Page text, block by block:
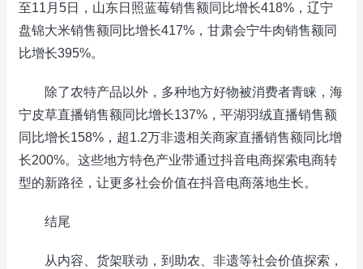
至11月5日，山东日照蓝莓销售额同比增长418%，辽宁
盘锦大米销售额同比增长417%，甘肃会宁牛肉销售额同
比增长395%。
除了农特产品以外，多种地方好物被消费者青睐，海
宁皮草直播销售额同比增长137%，平湖羽绒直播销售额
同比增长158%，超1.2万非遗相关商家直播销售额同比增
长200%。这些地方特色产业带通过抖音电商探索电商转
型的新路径，让更多社会价值在抖音电商落地生长。
结尾
从内容、货架联动，到助农、非遗等社会价值探索，